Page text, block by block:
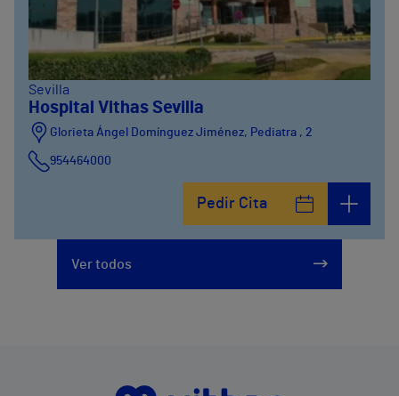
Sevilla
Hospital Vithas Sevilla
Glorieta Ángel Domínguez Jiménez, Pediatra , 2
954464000
Pedir Cita
Ver todos